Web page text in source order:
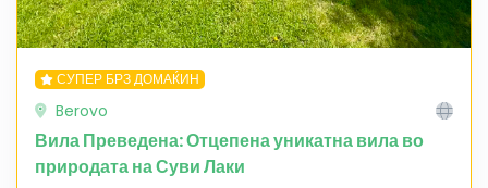
СУПЕР БРЗ ДОМАЌИН
Berovo
Вила Преведена: Отцепена уникатна вила во
природата на Суви Лаки